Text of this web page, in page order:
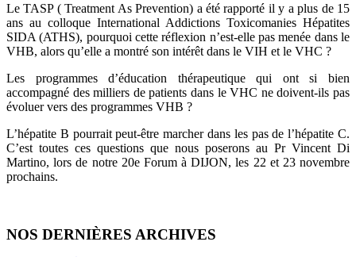
Le TASP ( Treatment As Prevention) a été rapporté il y a plus de 15
ans au colloque International Addictions Toxicomanies Hépatites
SIDA (ATHS), pourquoi cette réflexion n’est-elle pas menée dans le
VHB, alors qu’elle a montré son intérêt dans le VIH et le VHC ?
Les programmes d’éducation thérapeutique qui ont si bien
accompagné des milliers de patients dans le VHC ne doivent-ils pas
évoluer vers des programmes VHB ?
L’hépatite B pourrait peut-être marcher dans les pas de l’hépatite C.
C’est toutes ces questions que nous poserons au Pr Vincent Di
Martino, lors de notre 20e Forum à DIJON, les 22 et 23 novembre
prochains.
NOS DERNIÈRES ARCHIVES